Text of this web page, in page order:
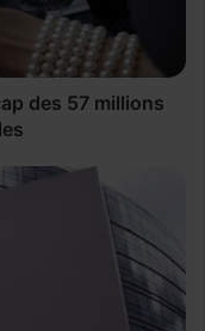
des 57 millions